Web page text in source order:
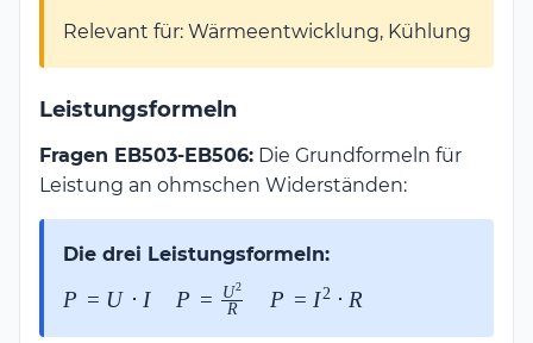
Relevant für: Wärmeentwicklung, Kühlung
Leistungsformeln
Fragen EB503-EB506: Die Grundformeln für
Leistung an ohmschen Widerständen:
Die drei Leistungsformeln:
P =
P = U ⋅ I
P =
P = R
U2
P =
P = I2 ⋅ R